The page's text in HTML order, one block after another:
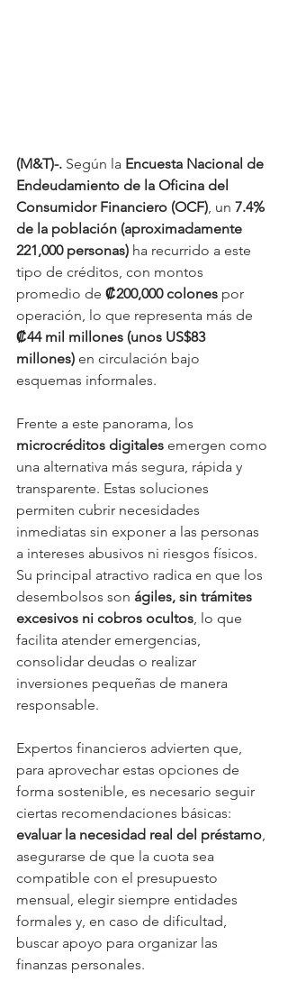
(M&T)-. Según la Encuesta Nacional de
Endeudamiento de la Oficina del
Consumidor Financiero (OCF) , un 7.4%
de la población (aproximadamente
221,000 personas) ha recurrido a este
tipo de créditos, con montos
promedio de ₡200,000 colones por
operación, lo que representa más de
₡44 mil millones (unos US$83
millones) en circulación bajo
esquemas informales.
Frente a este panorama, los
microcréditos digitales emergen como
una alternativa más segura, rápida y
transparente. Estas soluciones
permiten cubrir necesidades
inmediatas sin exponer a las personas
a intereses abusivos ni riesgos físicos.
Su principal atractivo radica en que los
desembolsos son ágiles, sin trámites
excesivos ni cobros ocultos , lo que
facilita atender emergencias,
consolidar deudas o realizar
inversiones pequeñas de manera
responsable.
Expertos financieros advierten que,
para aprovechar estas opciones de
forma sostenible, es necesario seguir
ciertas recomendaciones básicas:
evaluar la necesidad real del préstamo
asegurarse de que la cuota sea
compatible con el presupuesto
mensual, elegir siempre entidades
formales y, en caso de dificultad,
buscar apoyo para organizar las
finanzas personales.